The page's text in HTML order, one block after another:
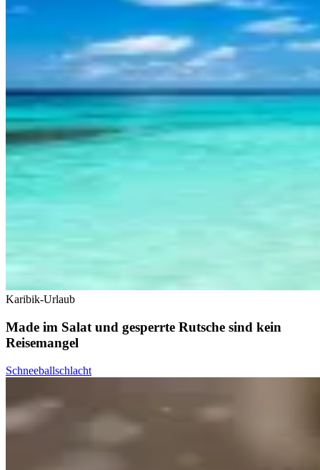
Karibik-Urlaub
Made im Salat und gesperrte Rutsche sind kein
Reisemangel
Schneeballschlacht